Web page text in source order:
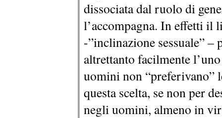
dissociata dal ruolo di
l’accompagna. In effetti il
-”inclinazione sessuale” –
altrettanto facilmente
uomini non “preferivano”
questa scelta, se non per
negli uomini, almeno in